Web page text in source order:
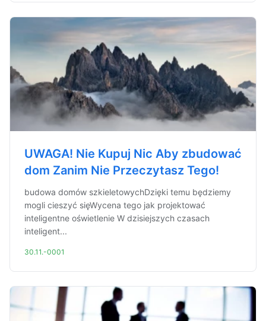
UWAGA! Nie Kupuj Nic Aby zbudować
dom Zanim Nie Przeczytasz Tego!
budowa domów szkieletowychDzięki temu będziemy
mogli cieszyć sięWycena tego jak projektować
inteligentne oświetlenie W dzisiejszych czasach
inteligent...
30.11.-0001